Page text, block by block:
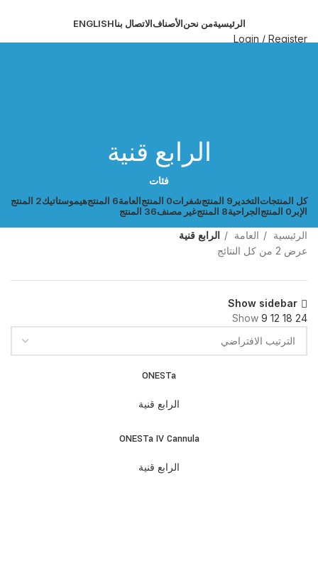
الرئيسيةمن نحنالأصنافالاتصال بناENGLISH
Login / Register
الرابع قنية
فئات
كل المنتجاتالتخدير 9 المنتج شفرات0 المنتج العامة6 المنتج هيموستاتيك2 المنتج
الإبر 0 المنتج الجراحية8 المنتج غير مصنف36 المنتج
الرئيسية العامة
الرابع قنية
عرض ⁦2⁩ من كل النتائج
Show sidebar
Show 9 12 18 24
ONESTa
الرابع قنية
ONESTa IV Cannula
الرابع قنية